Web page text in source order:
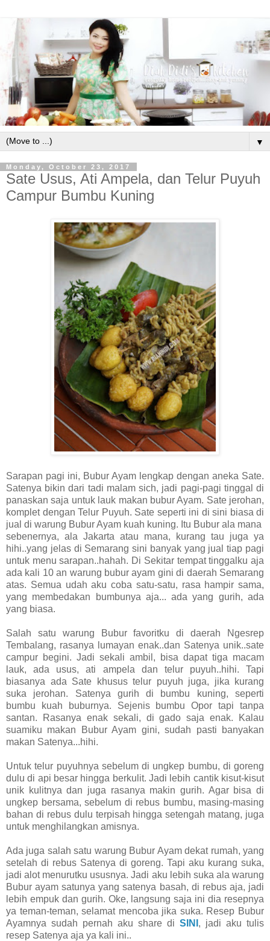
▼
Monday, October 23, 2017
Sate Usus, Ati Ampela, dan Telur Puyuh
Campur Bumbu Kuning
Sarapan pagi ini, Bubur Ayam lengkap dengan aneka Sate.
Satenya bikin dari tadi malam sich, jadi pagi-pagi tinggal di
panaskan saja untuk lauk makan bubur Ayam. Sate jerohan,
komplet dengan Telur Puyuh. Sate seperti ini di sini biasa di
jual di warung Bubur Ayam kuah kuning. Itu Bubur ala mana
sebenernya, ala Jakarta atau mana, kurang tau juga ya
hihi..yang jelas di Semarang sini banyak yang jual tiap pagi
untuk menu sarapan..hahah. Di Sekitar tempat tinggalku aja
ada kali 10 an warung bubur ayam gini di daerah Semarang
atas. Semua udah aku coba satu-satu, rasa hampir sama,
yang membedakan bumbunya aja... ada yang gurih, ada
yang biasa.
Salah satu warung Bubur favoritku di daerah Ngesrep
Tembalang, rasanya lumayan enak..dan Satenya unik..sate
campur begini. Jadi sekali ambil, bisa dapat tiga macam
lauk, ada usus, ati ampela dan telur puyuh..hihi. Tapi
biasanya ada Sate khusus telur puyuh juga, jika kurang
suka jerohan. Satenya gurih di bumbu kuning, seperti
bumbu kuah buburnya. Sejenis bumbu Opor tapi tanpa
santan. Rasanya enak sekali, di gado saja enak. Kalau
suamiku makan Bubur Ayam gini, sudah pasti banyakan
makan Satenya...hihi.
Untuk telur puyuhnya sebelum di ungkep bumbu, di goreng
dulu di api besar hingga berkulit. Jadi lebih cantik kisut-kisut
unik kulitnya dan juga rasanya makin gurih. Agar bisa di
ungkep bersama, sebelum di rebus bumbu, masing-masing
bahan di rebus dulu terpisah hingga setengah matang, juga
untuk menghilangkan amisnya.
Ada juga salah satu warung Bubur Ayam dekat rumah, yang
setelah di rebus Satenya di goreng. Tapi aku kurang suka,
jadi alot menurutku ususnya. Jadi aku lebih suka ala warung
Bubur ayam satunya yang satenya basah, di rebus aja, jadi
lebih empuk dan gurih. Oke, langsung saja ini dia resepnya
ya teman-teman, selamat mencoba jika suka. Resep Bubur
Ayamnya sudah pernah aku share di SINI , jadi aku tulis
resep Satenya aja ya kali ini..